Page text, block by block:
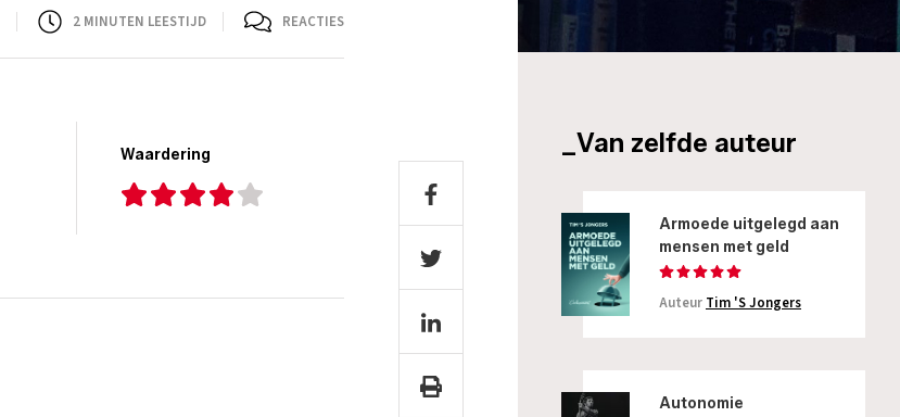
2 MINUTEN LEESTIJD REACTIES
Waardering _Van zelfde auteur
Armoede uitgelegd aan
mensen met geld
Auteur Tim 'S Jongers
Autonomie